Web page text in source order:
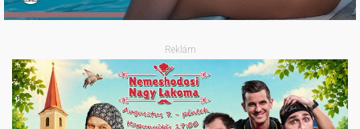
Reklám